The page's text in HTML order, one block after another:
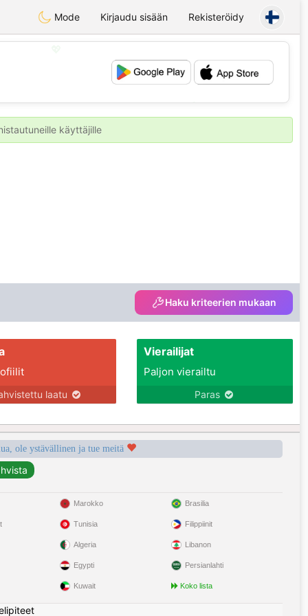
Mode Kirjaudu sisään Rekisteröidy
💕
käyttäjille
Haku kriteerien mukaan
laatu
Vierailijat
Paljon vierailtu
Paras
ole ystävällinen ja tue meitä
Marokko
Tunisia
Algeria
Egypti
Kuwait
Brasilia
Filippiinit
Libanon
Persianlahti
Koko lista